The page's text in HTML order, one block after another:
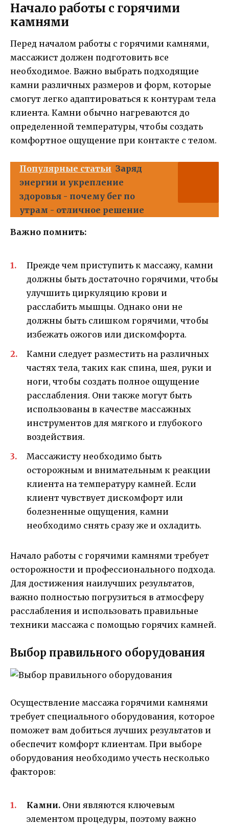
Начало работы с горячими
камнями
Перед началом работы с горячими камнями,
массажист должен подготовить все
необходимое. Важно выбрать подходящие
камни различных размеров и форм, которые
смогут легко адаптироваться к контурам тела
клиента. Камни обычно нагреваются до
определенной температуры, чтобы создать
комфортное ощущение при контакте с телом.
Популярные статьи Заряд
энергии и укрепление
здоровья - почему бег по
утрам - отличное решение
Важно помнить:
Прежде чем приступить к массажу, камни
должны быть достаточно горячими, чтобы
улучшить циркуляцию крови и
расслабить мышцы. Однако они не
должны быть слишком горячими, чтобы
избежать ожогов или дискомфорта.
Камни следует разместить на различных
частях тела, таких как спина, шея, руки и
ноги, чтобы создать полное ощущение
расслабления. Они также могут быть
использованы в качестве массажных
инструментов для мягкого и глубокого
воздействия.
Массажисту необходимо быть
осторожным и внимательным к реакции
клиента на температуру камней. Если
клиент чувствует дискомфорт или
болезненные ощущения, камни
необходимо снять сразу же и охладить.
Начало работы с горячими камнями требует
осторожности и профессионального подхода.
Для достижения наилучших результатов,
важно полностью погрузиться в атмосферу
расслабления и использовать правильные
техники массажа с помощью горячих камней.
Выбор правильного оборудования
Осуществление массажа горячими камнями
требует специального оборудования, которое
поможет вам добиться лучших результатов и
обеспечит комфорт клиентам. При выборе
оборудования необходимо учесть несколько
факторов:
Камни. Они являются ключевым
элементом процедуры, поэтому важно